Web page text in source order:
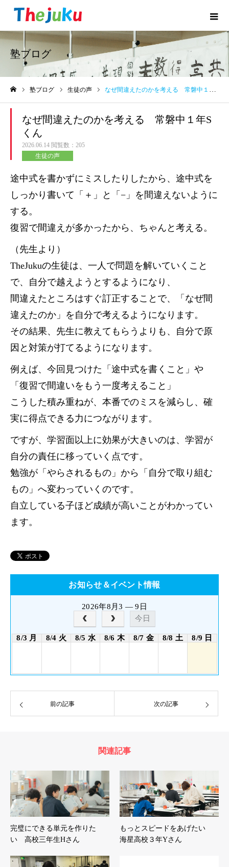
塾ブログ
塾ブログ 生徒の声 なぜ間違えたのかを考える 常磐中１年Sくん
なぜ間違えたのかを考える 常磐中１年S
くん
2026.06.14 閲覧数：205
生徒の声
途中式を書かずにミスしたりしたから、途中式を
しっかり書いて「＋」と「−」を間違えないように
する。
復習で間違えが多かったから、ちゃんと考える。
（先生より）
TheJukuの生徒は、一人で問題を解いていくこと
で、自分で越えようとするようになり、
間違えたところはすぐ訂正することで、「なぜ間
違えたのか」を自分で考えるようになります。
その結果、先生に教えてもらうよりも、自分で原
因と対策が打てるようになります。
例えば、今回見つけた「途中式を書くこと」や
「復習で間違いをもう一度考えること」
こうした積み重ねが、本番でのミスを減らし、確
実に得点できる力につながります。
ですが、学習面以上に効果が大きいのは、学習が
自分の責任に移っていく点です。
勉強が「やらされるもの」から「自分で取り組む
もの」へ変わっていくのです。
自立している子ほど成績が高いことがわかってい
ます。
お知らせ＆イベント情報
2026年8月3 — 9日
今日
8/3 月 8/4 火 8/5 水 8/6 木 8/7 金 8/8 土 8/9 日
前の記事 次の記事
関連記事
完璧にできる単元を作りた
い 高校三年生Hさん
もっとスピードをあげたい
海星高校３年Yさん